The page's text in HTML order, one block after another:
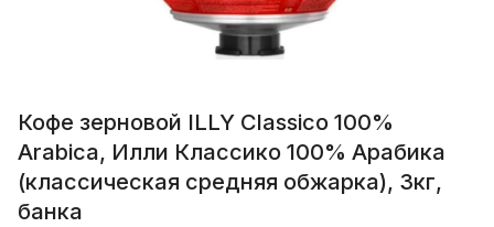
Кофе зерновой ILLY Classico 100%
Arabica, Илли Классико 100% Арабика
(классическая средняя обжарка), 3кг,
банка